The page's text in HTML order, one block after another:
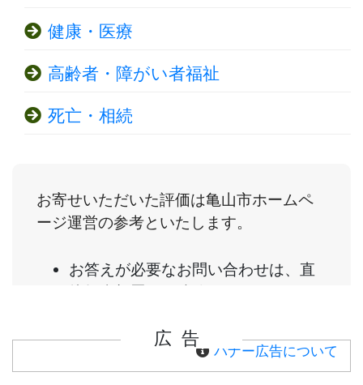
健康・医療
高齢者・障がい者福祉
死亡・相続
広告
バナー広告について